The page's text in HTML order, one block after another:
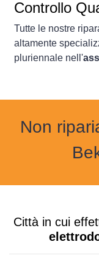
Controllo
Tutte le nostre
altamente
pluriennale nell'
Non
Città in cui